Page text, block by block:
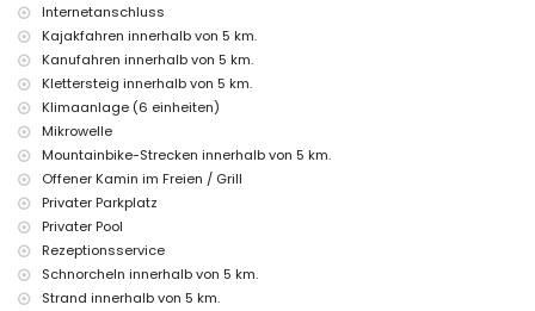
Internet (WiFi)
Staubsauger, Bügeleisen und Bügelbrett
Bettwäsche und Handtücher
Rezeptionsservice und 24-Stunden-Notdienst
Heizung und Klimaanlage
Einrichtungen und Dienstleistungen gegen Aufpreis
Zustellbett und Kinderbett/Kinderstuhl (auf Anfrage)
Unterhaltungs- und Freizeitaktivitäten für Ihren Urlaub in Xàbia,
Costa Blanca
Kino, Theater, Diskothek, Bar, Promenade (El Arenal und Xàbia)
(innerhalb von 5 Kilometern vom Haus)
Sehenswürdigkeiten und Kultur in Xàbia, Costa Blanca
Internetanschluss
Kajakfahren innerhalb von 5 km.
Kanufahren innerhalb von 5 km.
Klettersteig innerhalb von 5 km.
Klimaanlage (6 einheiten)
Mikrowelle
Mountainbike-Strecken innerhalb von 5 km.
Offener Kamin im Freien / Grill
Privater Parkplatz
Privater Pool
Rezeptionsservice
Schnorcheln innerhalb von 5 km.
Strand innerhalb von 5 km.